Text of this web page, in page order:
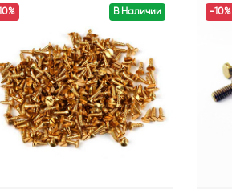
В Наличии -10%